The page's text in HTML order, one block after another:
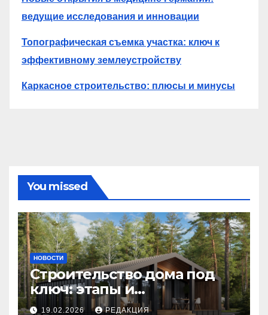
ведущие исследования и инновации
Топографическая съемка участка: ключ к
эффективному землеустройству
Каркасное строительство: плюсы и минусы
You missed
НОВОСТИ
Строительство дома под
ключ: этапы и
планирование бюджета
19.02.2026 РЕДАКЦИЯ